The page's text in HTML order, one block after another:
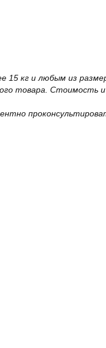
15 кг и любым из
товара. Стоимость и